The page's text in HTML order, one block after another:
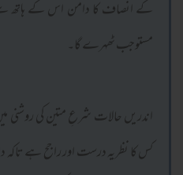
کے انصاف کا دامن اس کے ہاتھ
مستوجب ٹھہرے گا۔
اندریں حالات شرعِ متین کی روشنی
کس کا نظریہ درست اور راجح ہے تاکہ